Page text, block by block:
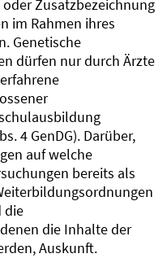
Zusatzbezeichnung
im Rahmen ihres
Genetische
dürfen nur durch Ärzte
4 GenDG). Darüber,
auf welche
bereits als
die
die Inhalte der
Auskunft.